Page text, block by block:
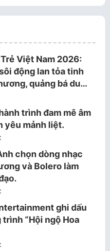
Việt Nam 2026:
động lan tỏa tinh
quảng bá du…
trình đam mê âm
yêu mảnh liệt.
chọn dòng nhạc
và Bolero làm
ghi dấu
“Hội ngộ Hoa